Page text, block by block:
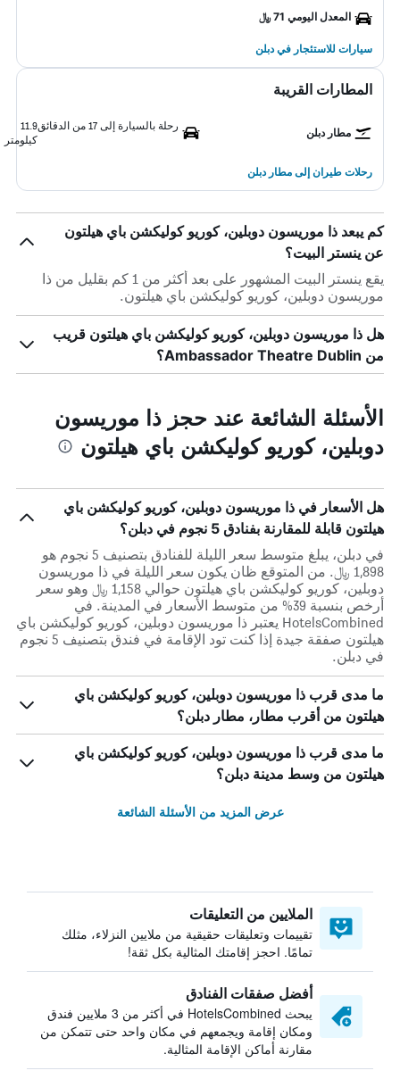
المعدل اليومي 71 ﷼
سيارات للاستئجار في دبلن
المطارات القريبة
مطار دبلن
رحلة بالسيارة إلى 17 من الدقائق
11.9
كيلومتر
رحلات طيران إلى مطار دبلن
كم يبعد ذا موريسون دوبلين، كوريو كوليكشن باي هيلتون
عن ينستر البيت؟
يقع ينستر البيت المشهور على بعد أكثر من 1 كم بقليل من ذا
موريسون دوبلين، كوريو كوليكشن باي هيلتون.
هل ذا موريسون دوبلين، كوريو كوليكشن باي هيلتون قريب
من Ambassador Theatre Dublin؟
الأسئلة الشائعة عند حجز ذا موريسون
دوبلين، كوريو كوليكشن باي هيلتون
هل الأسعار في ذا موريسون دوبلين، كوريو كوليكشن باي
هيلتون قابلة للمقارنة بفنادق 5 نجوم في دبلن؟
في دبلن، يبلغ متوسط ​​سعر الليلة للفنادق بتصنيف 5 نجوم هو
1,898 ﷼. من المتوقع ظان يكون سعر الليلة في ذا موريسون
دوبلين، كوريو كوليكشن باي هيلتون حوالي 1,158 ﷼ وهو سعر
أرخص بنسبة 39% من متوسط الأسعار في المدينة. في
HotelsCombined يعتبر ذا موريسون دوبلين، كوريو كوليكشن باي
هيلتون صفقة جيدة إذا كنت تود الإقامة في فندق بتصنيف 5 نجوم
في دبلن.
ما مدى قرب ذا موريسون دوبلين، كوريو كوليكشن باي
هيلتون من أقرب مطار، مطار دبلن؟
ما مدى قرب ذا موريسون دوبلين، كوريو كوليكشن باي
هيلتون من وسط مدينة دبلن؟
عرض المزيد من الأسئلة الشائعة
الملايين من التعليقات
تقييمات وتعليقات حقيقية من ملايين النزلاء، مثلك
تمامًا. احجز إقامتك المثالية بكل ثقة!
أفضل صفقات الفنادق
يبحث HotelsCombined في أكثر من 3 ملايين فندق
ومكان إقامة ويجمعهم في مكان واحد حتى تتمكن من
مقارنة أماكن الإقامة المثالية.